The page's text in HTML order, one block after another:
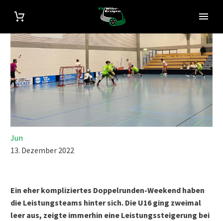
Jun
13. Dezember 2022
Ein eher kompliziertes Doppelrunden-Weekend haben
die Leistungsteams hinter sich. Die U16 ging zweimal
leer aus, zeigte immerhin eine Leistungssteigerung bei